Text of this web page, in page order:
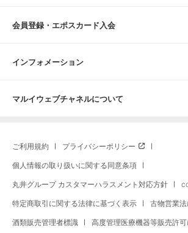
会員登録・エポスカード入会
インフォメーション
マルイウェブチャネルについて
ご利用規約 プライバシーポリシー
個人情報の取り扱いに関する同意条項
丸井グループ カスタマーハラスメント対応方針
特定商取引に関する法律に基づく表示 古物営業
酒類販売管理者標識 高度管理医療機器等販売許